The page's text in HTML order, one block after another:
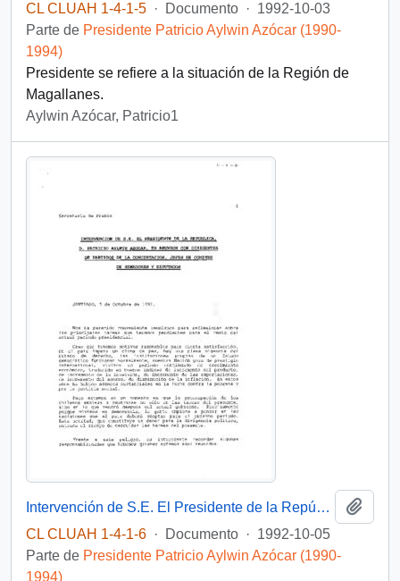
CL CLUAH 1-4-1-5 · Documento · 1992-10-03
Parte de Presidente Patricio Aylwin Azócar (1990-
1994)
Presidente se refiere a la situación de la Región de
Magallanes.
Aylwin Azócar, Patricio1
Intervención de S.E. El Presidente de la República, D. Patricio Aylwin Azocar, en reunión con dirigentes de partidos de la concertación, jefes de comités de Senadores y Diputados
CL CLUAH 1-4-1-6 · Documento · 1992-10-05
Parte de Presidente Patricio Aylwin Azócar (1990-
1994)